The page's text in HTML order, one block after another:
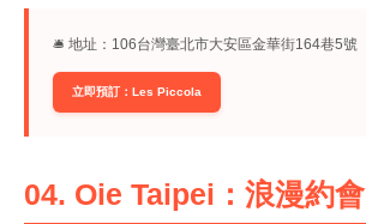
🛎︎ 地址：106台灣臺北市大安區金華街164巷5號
立即預訂：Les Piccola
04. Oie Taipei：浪漫約會